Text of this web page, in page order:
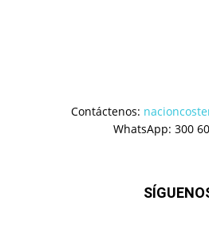
Contáctenos:
WhatsApp: 300